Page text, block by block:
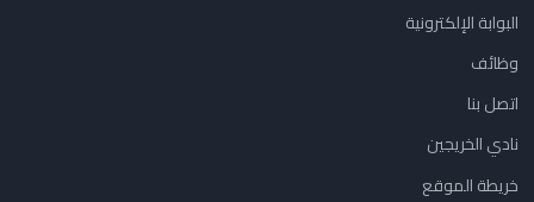
البوابة الإلكترونية
وظائف
اتصل بنا
نادي الخريجين
خريطة الموقع